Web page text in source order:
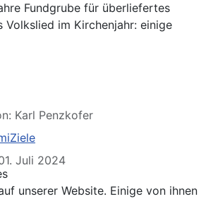
Fundgrube für überliefertes
Volkslied im Kirchenjahr: einige
Karl Penzkofer
Juli 2024
unserer Website. Einige von ihnen